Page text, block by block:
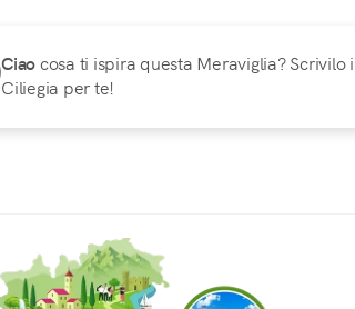
Ciaocosa ti ispira questa Meraviglia? Scrivilo
Ciliegia per te!